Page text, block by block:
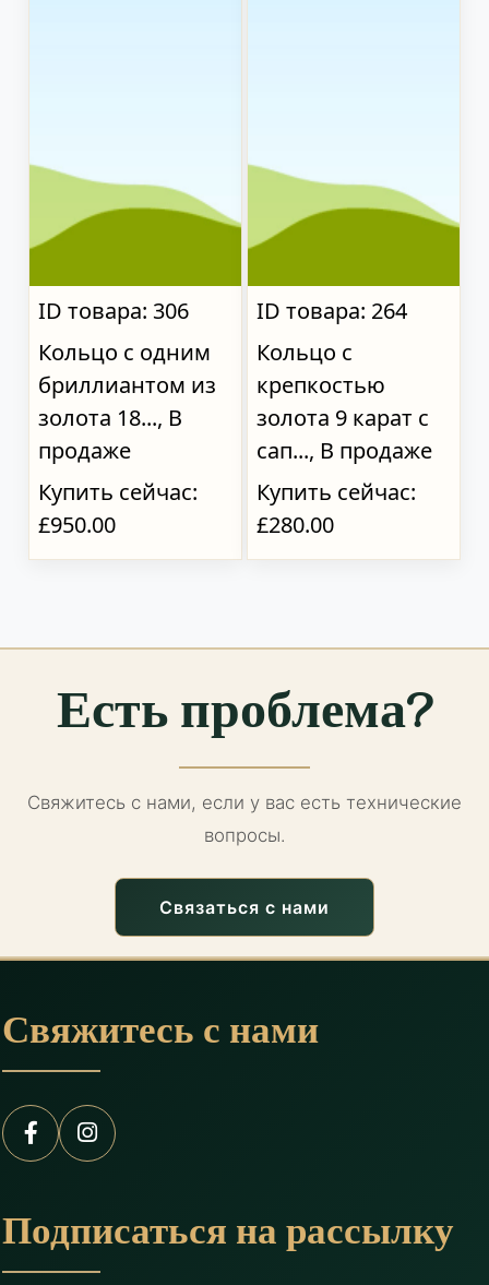
ID товара: 306
Кольцо с одним
бриллиантом из
золота 18..., В
продаже
Купить сейчас:
£950.00
ID товара: 264
Кольцо с
крепкостью
золота 9 карат с
сап..., В продаже
Купить сейчас:
£280.00
Есть проблема?
Свяжитесь с нами, если у вас есть технические
вопросы.
Связаться с нами
Свяжитесь с нами
Подписаться на рассылку